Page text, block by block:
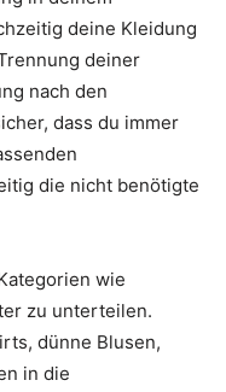
deine Kleidung
deiner
nach den
dass du immer
die nicht benötigte
wie
zu unterteilen.
dünne Blusen,
in die